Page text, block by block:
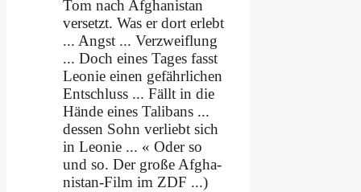
Tom nach Af­gha­ni­stan
ver­setzt. Was er dort er­lebt
... Angst ... Ver­zweif­lung
... Doch ei­nes Ta­ges fasst
Leo­nie ei­nen ge­fähr­li­chen
Ent­schluss ... Fällt in die
Hän­de ei­nes Ta­lib­ans ...
des­sen Sohn ver­liebt sich
in Leo­nie ... « Oder so
und so. Der gro­ße Af­gha­
ni­stan-Film im ZDF ...)